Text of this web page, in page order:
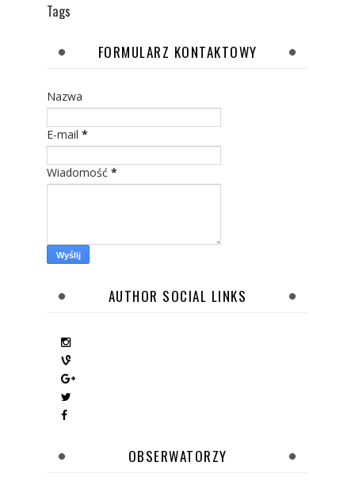
Tags
FORMULARZ KONTAKTOWY
Nazwa
E-mail *
Wiadomość *
AUTHOR SOCIAL LINKS
OBSERWATORZY